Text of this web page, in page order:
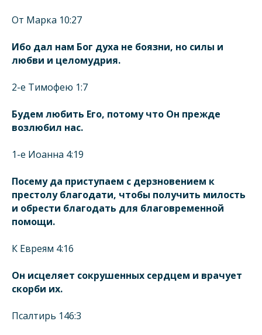
От Марка 10:27
Ибо дал нам Бог духа не боязни, но силы и
любви и целомудрия.
2-е Тимофею 1:7
Будем любить Его, потому что Он прежде
возлюбил нас.
1-е Иоанна 4:19
Посему да приступаем с дерзновением к
престолу благодати, чтобы получить милость
и обрести благодать для благовременной
помощи.
К Евреям 4:16
Он исцеляет сокрушенных сердцем и врачует
скорби их.
Псалтирь 146:3